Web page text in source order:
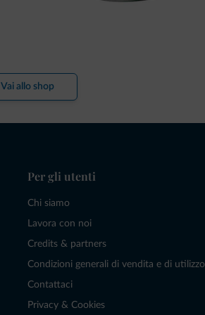
Vai allo shop
Per gli utenti
Chi siamo
Lavora con noi
Credits & partners
Condizioni generali di vendita e di utilizzo
Contattaci
Privacy & Cookies